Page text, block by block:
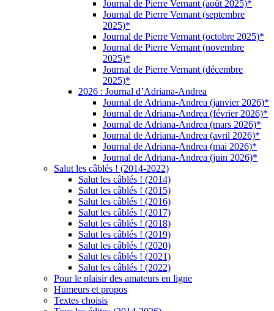
Journal de Pierre Vernant (août 2025)*
Journal de Pierre Vernant (septembre
2025)*
Journal de Pierre Vernant (octobre 2025)*
Journal de Pierre Vernant (novembre
2025)*
Journal de Pierre Vernant (décembre
2025)*
2026 : Journal d’Adriana-Andrea
Journal de Adriana-Andrea (janvier 2026)*
Journal de Adriana-Andrea (février 2026)*
Journal de Adriana-Andrea (mars 2026)*
Journal de Adriana-Andrea (avril 2026)*
Journal de Adriana-Andrea (mai 2026)*
Journal de Adriana-Andrea (juin 2026)*
Salut les câblés ! (2014-2022)
Salut les câblés ! (2014)
Salut les câblés ! (2015)
Salut les câblés ! (2016)
Salut les câblés ! (2017)
Salut les câblés ! (2018)
Salut les câblés ! (2019)
Salut les câblés ! (2020)
Salut les câblés ! (2021)
Salut les câblés ! (2022)
Pour le plaisir des amateurs en ligne
Humeurs et propos
Textes choisis